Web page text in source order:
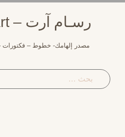
رسـام آرت – rassam art
مصدر إلهامك- خطوط –